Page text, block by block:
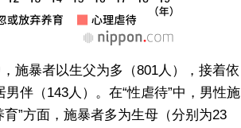
施暴者以生父为多（801人），接着依
伴（143人）。在“性虐待”中，男性施
”方面，施暴者多为生母（分别为23